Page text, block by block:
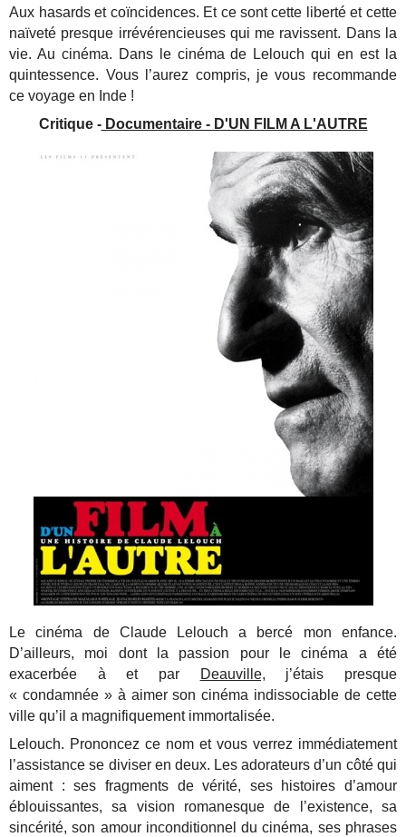
Aux hasards et coïncidences. Et ce sont cette liberté et cette
naïveté presque irrévérencieuses qui me ravissent. Dans la
vie. Au cinéma. Dans le cinéma de Lelouch qui en est la
quintessence. Vous l’aurez compris, je vous recommande
ce voyage en Inde !
Critique -Documentaire - D'UN FILM A L'AUTRE
Le cinéma de Claude Lelouch a bercé mon enfance.
D’ailleurs, moi dont la passion pour le cinéma a été
exacerbée à et par
Deauville, j’étais presque
« condamnée » à aimer son cinéma indissociable de cette
ville qu’il a magnifiquement immortalisée.
Lelouch. Prononcez ce nom et vous verrez immédiatement
l’assistance se diviser en deux. Les adorateurs d’un côté qui
aiment : ses fragments de vérité, ses histoires d’amour
éblouissantes, sa vision romanesque de l’existence, sa
sincérité, son amour inconditionnel du cinéma, ses phrases